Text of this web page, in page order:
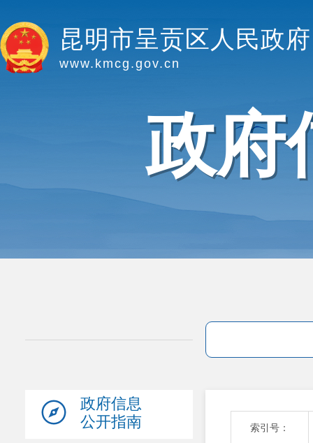
昆明市呈贡区人民政府
www.kmcg.gov.cn
政府
政府信息
公开指南
索引号：